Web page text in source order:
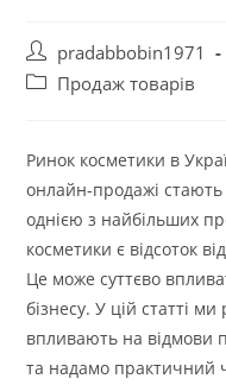
Автор
запису:
pradabbobin1971
Категорія
Продаж товарів
Ринок косметики в
онлайн-продажі
однією з найбільших
косметики є відсоток
Це може суттєво
бізнесу. У цій статті
впливають на відмови
та надамо практичний